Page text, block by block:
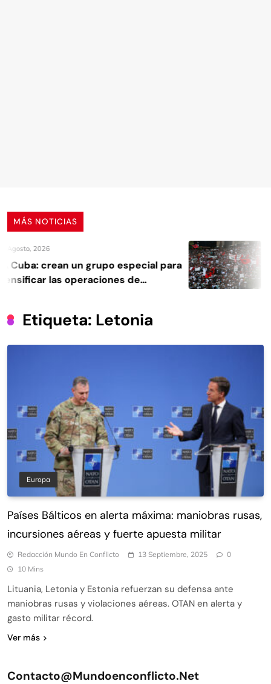
MÁS NOTICIAS
2026
Cuba: crean un grupo especial para
las operaciones de
Etiqueta: Letonia
Europa
Países Bálticos en alerta máxima: maniobras rusas,
incursiones aéreas y fuerte apuesta militar
Redacción Mundo En Conflicto 13 Septiembre, 2025
0
10 Mins
Lituania, Letonia y Estonia refuerzan su defensa ante
maniobras rusas y violaciones aéreas. OTAN en alerta y
gasto militar récord.
Ver más
Contacto@mundoenconflicto.net